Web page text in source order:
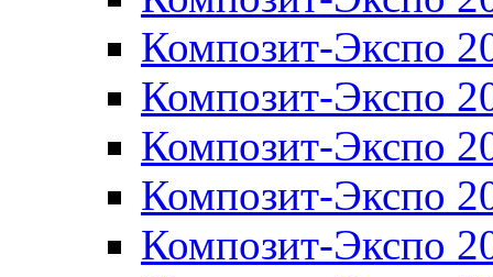
Композит-Экспо
Композит-Экспо
Композит-Экспо
Композит-Экспо
Композит-Экспо